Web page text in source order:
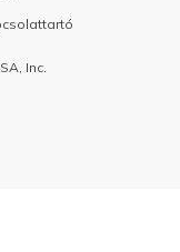
Inc.